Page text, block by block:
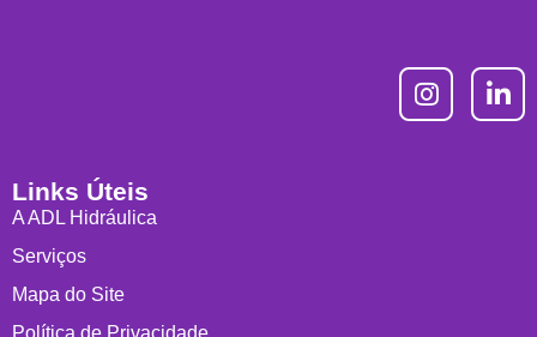
Links Úteis
A ADL Hidráulica
Serviços
Mapa do Site
Política de Privacidade